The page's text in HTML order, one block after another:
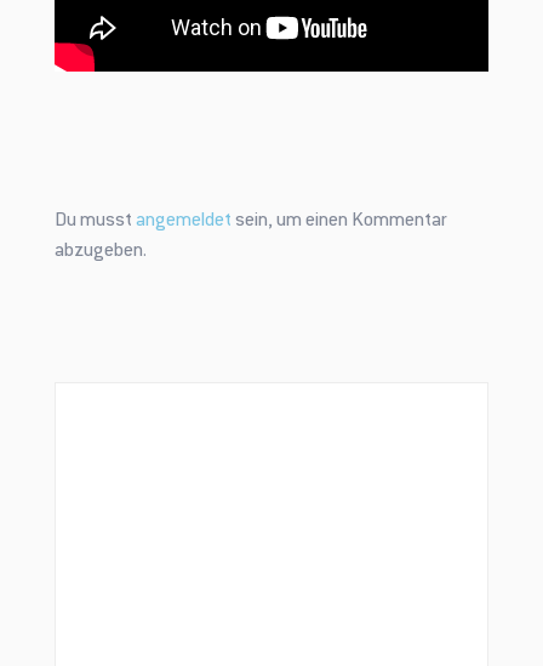
Du musst angemeldet sein, um einen Kommentar
abzugeben.
Mit unserem Newsletter bist Du immer top-aktuell informiert. Du
bekommst Infos zu neuen Partnern, attraktiven Sonderaktionen und